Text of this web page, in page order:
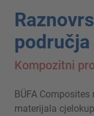
Kompozitni
BÜFA
materijala